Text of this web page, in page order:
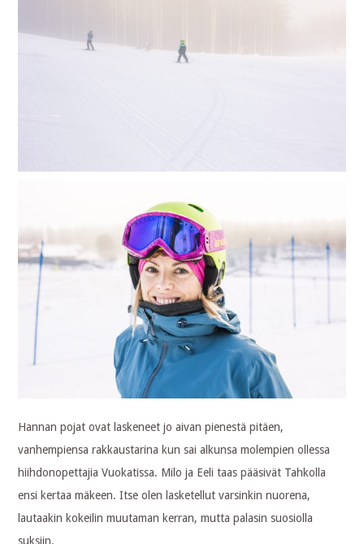
Hannan pojat ovat laskeneet jo aivan pienestä pitäen,
vanhempiensa rakkaustarina kun sai alkunsa molempien ollessa
hiihdonopettajia Vuokatissa. Milo ja Eeli taas pääsivät Tahkolla
ensi kertaa mäkeen. Itse olen lasketellut varsinkin nuorena,
lautaakin kokeilin muutaman kerran, mutta palasin suosiolla
suksiin.